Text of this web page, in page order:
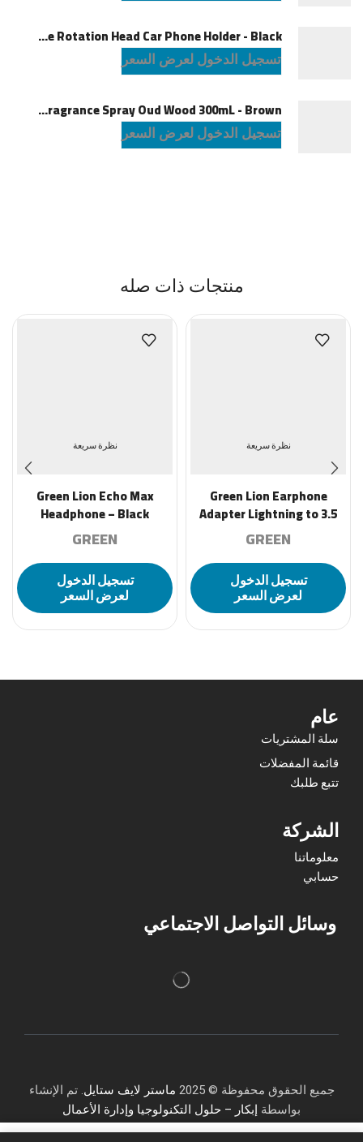
Powerology Logan Magsafe 360 Degree Rotation Head Car Phone Holder - Black
تسجيل الدخول لعرض السعر
Green Lion Fragrance Spray Oud Wood 300mL - Brown
تسجيل الدخول لعرض السعر
منتجات ذات صله
نظرة سريعة
Green Lion Earphone
Adapter Lightning to 3.5
Aux 12CM – Black
GREEN
تسجيل الدخول
لعرض السعر
نظرة سريعة
Green Lion Echo Max
Headphone – Black
GREEN
تسجيل الدخول
لعرض السعر
عام
سلة المشتريات
قائمة المفضلات
تتبع طلبك
الشركة
معلوماتنا
حسابي
وسائل التواصل الاجتماعي
جميع الحقوق محفوظة © 2025 ماستر لايف ستايل . تم الإنشاء
بواسطة إبكار – حلول التكنولوجيا وإدارة الأعمال